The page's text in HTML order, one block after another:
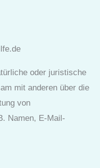
oder juristische
mit anderen über die
von
Namen, E-Mail-